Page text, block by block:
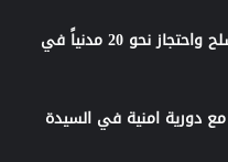
القبض على مطلوب بعد اشتباك مسلح واحتجاز نحو 20 مدنياً في
دورية امنية في السيدة